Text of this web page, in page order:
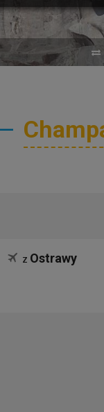
z Ostrawy